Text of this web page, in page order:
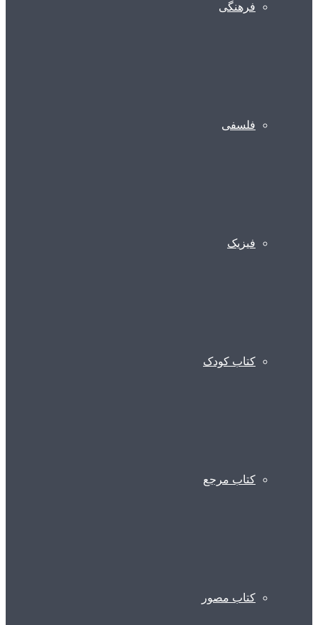
فرهنگی
فلسفی
فیزیک
کتاب کودک
کتاب مرجع
کتاب مصور